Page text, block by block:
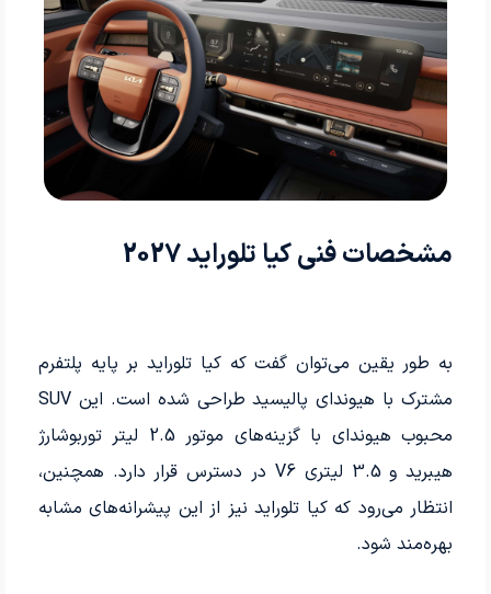
مشخصات فنی کیا تلوراید 2027
به طور یقین می‌توان گفت که کیا تلوراید بر پایه پلتفرم
مشترک با هیوندای پالیسید طراحی شده است. این SUV
محبوب هیوندای با گزینه‌های موتور 2.5 لیتر توربوشارژ
هیبرید و 3.5 لیتری V6 در دسترس قرار دارد. همچنین،
انتظار می‌رود که کیا تلوراید نیز از این پیشرانه‌های مشابه
بهره‌مند شود.